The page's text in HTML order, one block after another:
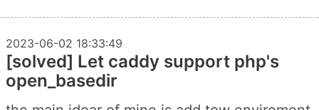
2023-06-02 18:33:49
[solved] Let caddy support php's
open_basedir